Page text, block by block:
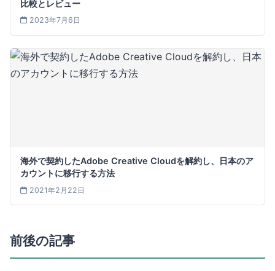
比較とレビュー
2023年7月6日
海外で契約したAdobe Creative Cloudを解約し、日本のア
カウントに移行する方法
2021年2月22日
前後の記事